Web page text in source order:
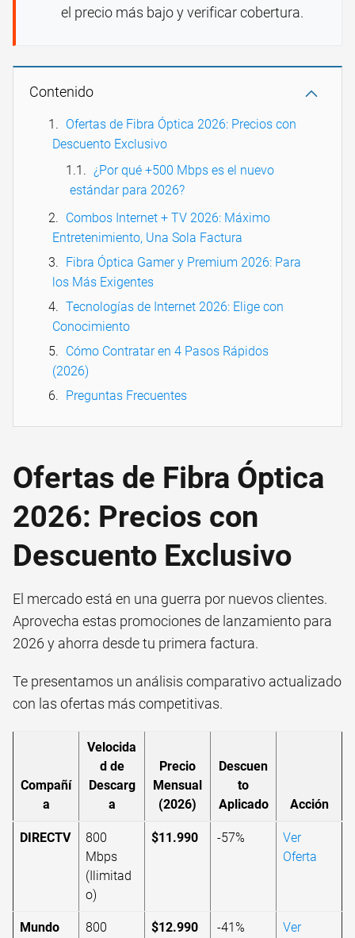
el precio más bajo y verificar cobertura.
Contenido
Ofertas de Fibra Óptica 2026: Precios con
Descuento Exclusivo
¿Por qué +500 Mbps es el nuevo
estándar para 2026?
Combos Internet + TV 2026: Máximo
Entretenimiento, Una Sola Factura
Fibra Óptica Gamer y Premium 2026: Para
los Más Exigentes
Tecnologías de Internet 2026: Elige con
Conocimiento
Cómo Contratar en 4 Pasos Rápidos
(2026)
Preguntas Frecuentes
Ofertas de Fibra Óptica
2026: Precios con
Descuento Exclusivo
El mercado está en una guerra por nuevos clientes.
Aprovecha estas promociones de lanzamiento para
2026 y ahorra desde tu primera factura.
Te presentamos un análisis comparativo actualizado
con las ofertas más competitivas.
Compañí
a
Velocida
d de
Descarg
a
Precio
Mensual
(2026)
Descuen
to
Aplicado
Acción
DIRECTV
800
Mbps
(Ilimitad
o)
$11.990 -57%
Ver
Oferta
Mundo
800
$12.990 -41%
Ver